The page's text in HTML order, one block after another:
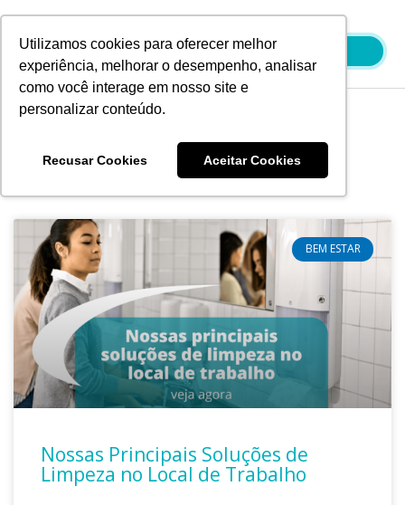
Utilizamos cookies para oferecer melhor
experiência, melhorar o desempenho, analisar
como você interage em nosso site e
personalizar conteúdo.
Recusar Cookies Aceitar Cookies
conteúdo
Blog
BEM ESTAR
Nossas Principais Soluções de
Limpeza no Local de Trabalho